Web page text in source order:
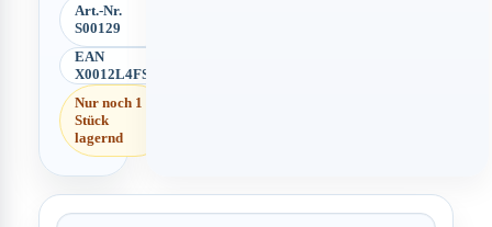
Art.-Nr.
S00129
EAN
X0012L4FS7
Nur noch 1
Stück
lagernd